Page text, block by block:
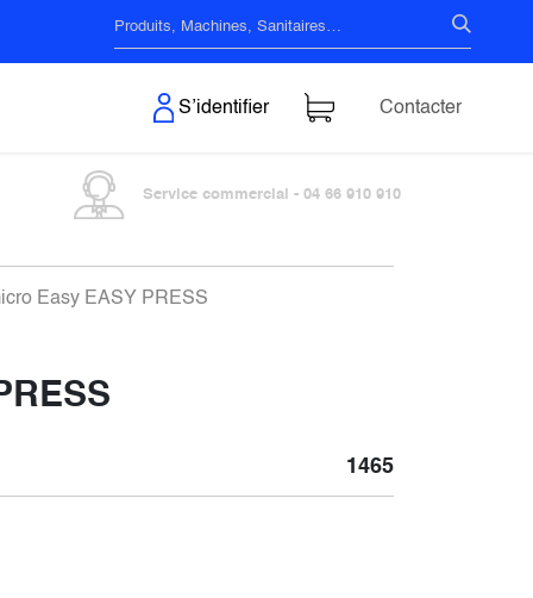
S’identifier Contacter
Service commercial - 04 66 910 910
Easy EASY PRESS
1465